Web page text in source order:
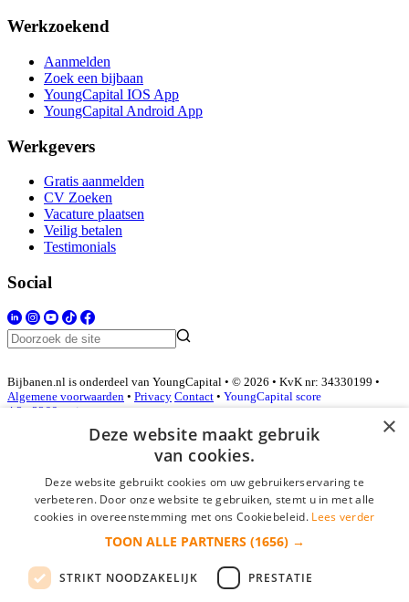
Werkzoekend
Aanmelden
Zoek een bijbaan
YoungCapital IOS App
YoungCapital Android App
Werkgevers
Gratis aanmelden
CV Zoeken
Vacature plaatsen
Veilig betalen
Testimonials
Social
Bijbanen.nl is onderdeel van YoungCapital • © 2026 • KvK nr: 34330199 •
Algemene voorwaarden • Privacy Contact • YoungCapital score
4.3 - 3366 reviews
Inloggen als bedrijf
*
login gegevens onthouden
×
Deze website maakt gebruik
van cookies.
Deze website gebruikt cookies om uw gebruikerservaring te
verbeteren. Door onze website te gebruiken, stemt u in met alle
cookies in overeenstemming met ons Cookiebeleid. Lees verder
TOON ALLE PARTNERS (1656) →
STRIKT NOODZAKELIJK PRESTATIE